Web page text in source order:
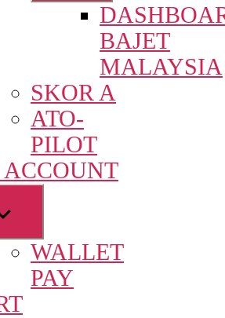
menu
BAJET
MALAYSIA
SKOR A
ATO-
PILOT
menuWALLET
PAY